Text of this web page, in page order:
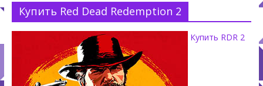
Купить Red Dead Redemption 2
Купить RDR 2